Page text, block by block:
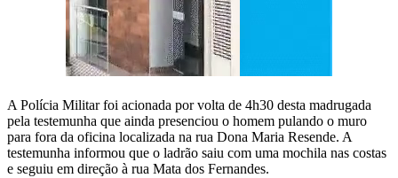
A Polícia Militar foi acionada por volta de 4h30 desta madrugada
pela testemunha que ainda presenciou o homem pulando o muro
para fora da oficina localizada na rua Dona Maria Resende. A
testemunha informou que o ladrão saiu com uma mochila nas costas
e seguiu em direção à rua Mata dos Fernandes.